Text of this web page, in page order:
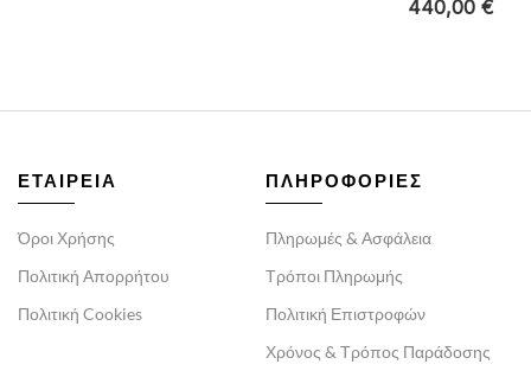
440,00€
ΕΤΑΙΡΕΙΑ
Όροι Χρήσης
Πολιτική Απορρήτου
Πολιτική Cookies
ΠΛΗΡΟΦΟΡΙΕΣ
Πληρωμές & Ασφάλεια
Τρόποι Πληρωμής
Πολιτική Επιστροφών
Χρόνος & Τρόπος Παράδοσης